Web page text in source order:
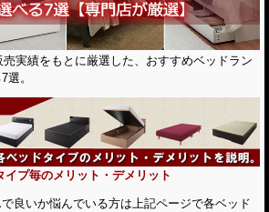
実績をもとに厳選した、おすすめベッドラン
選。
イプ毎のメリット・デメリット
良いか悩んでいる方は上記ページで各ベッド